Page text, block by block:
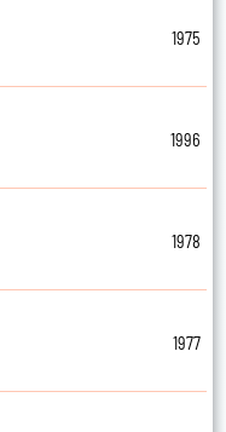
1975
1996
1978
1977